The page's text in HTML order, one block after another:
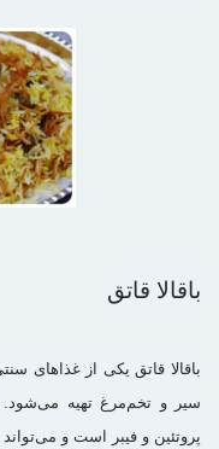
باقالا قاتق
باقالا قاتق یکی از غذاهای
سیر و تخم‌مرغ تهیه می‌شود.
پروتئین و فیبر است و